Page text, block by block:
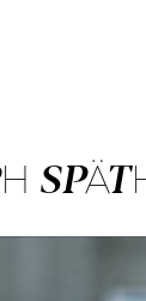
Zum Footer